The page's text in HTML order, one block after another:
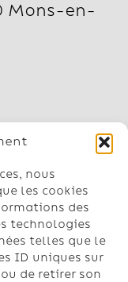
nous
les cookies
des
technologies
telles que le
ID uniques sur
de retirer son
Mons-en-
du lundi